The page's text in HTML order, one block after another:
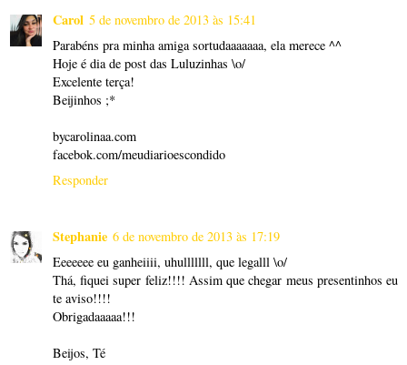
Carol 5 de novembro de 2013 às 15:41
Parabéns pra minha amiga sortudaaaaaaa, ela merece ^^
Hoje é dia de post das Luluzinhas \o/
Excelente terça!
Beijinhos ;*
bycarolinaa.com
facebok.com/meudiarioescondido
Responder
Stephanie 6 de novembro de 2013 às 17:19
Eeeeeee eu ganheiiii, uhulllllll, que legalll \o/
Thá, fiquei super feliz!!!! Assim que chegar meus presentinhos eu
te aviso!!!!
Obrigadaaaaa!!!
Beijos, Té